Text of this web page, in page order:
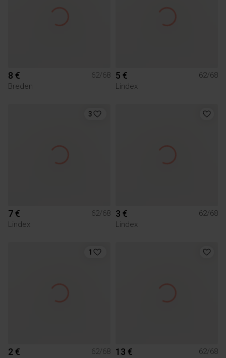
8 €
62/68
Breden
5 €
62/68
Lindex
3
7 €
62/68
Lindex
3 €
62/68
Lindex
1
2 € 62/68 13 € 62/68